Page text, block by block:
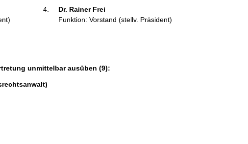
n
Dr. Rainer Frei
Funktion: Vorstand (stellv. Präsident)
unmittelbar ausüben (9):